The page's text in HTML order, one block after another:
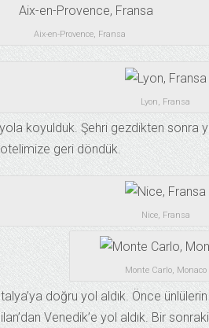
Aix-en-Provence, Fransa
Lyon, Fransa
koyulduk. Şehri gezdikten sonra
geri döndük.
Nice, Fransa
Monte Carlo, Monaco
doğru yol aldık. Önce
Venedik’e yol aldık. Bir